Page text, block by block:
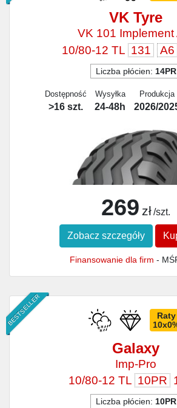
VK Tyre
VK 101 Implement
10/80-12 TL 131 A6
Liczba płócien: 14PR
Dostępność
>16 szt.
Wysyłka
24-48h
Produkcja
2026/
269 zł /szt.
Zobacz szczegóły
Finansowanie dla firm -
BESTSELLER
Raty
Galaxy
Imp-Pro
10/80-12 TL 10PR
Liczba płócien: 10PR